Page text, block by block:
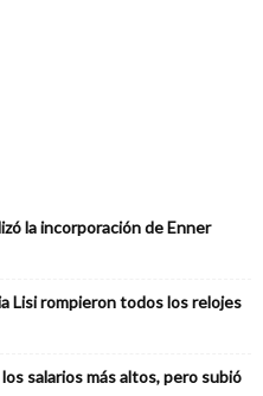
la incorporación de Enner
Lisi rompieron todos los relojes
salarios más altos, pero subió